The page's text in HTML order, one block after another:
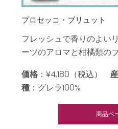
プロセッコ・ブリュット
フレッシュで香りのよい
ーツのアロマと柑橘類の
価格 ：¥4,180（税込）
種 ：グレラ100%
商品ペ